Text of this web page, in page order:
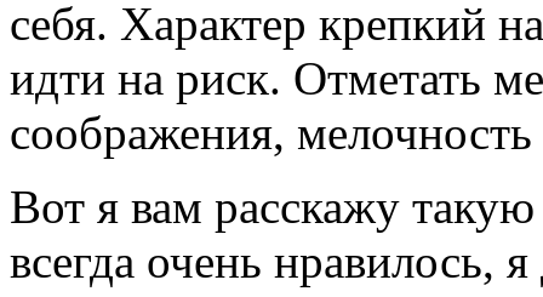
себя. Характер крепкий
идти на риск. Отметать
соображения,
Вот я вам расскажу
всегда очень нравилось,